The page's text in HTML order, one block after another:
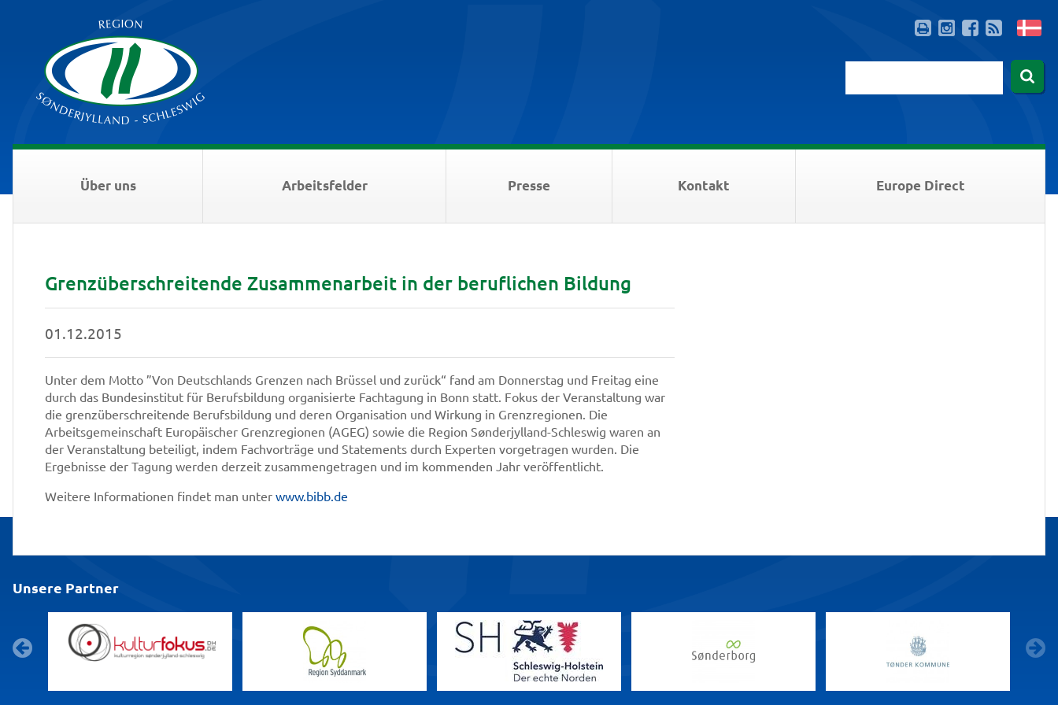
Über uns Arbeitsfelder Presse Kontakt Europe Direct
Grenzüberschreitende Zusammenarbeit in der beruflichen Bildung
01.12.2015
Unter dem Motto ”Von Deutschlands Grenzen nach Brüssel und zurück“ fand am Donnerstag und Freitag eine
durch das Bundesinstitut für Berufsbildung organisierte Fachtagung in Bonn statt. Fokus der Veranstaltung war
die grenzüberschreitende Berufsbildung und deren Organisation und Wirkung in Grenzregionen. Die
Arbeitsgemeinschaft Europäischer Grenzregionen (AGEG) sowie die Region Sønderjylland-Schleswig waren an
der Veranstaltung beteiligt, indem Fachvorträge und Statements durch Experten vorgetragen wurden. Die
Ergebnisse der Tagung werden derzeit zusammengetragen und im kommenden Jahr veröffentlicht.
Weitere Informationen findet man unter www.bibb.de
Unsere Partner